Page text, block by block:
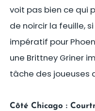
voit pas bien ce qui
de noircir la feuille,
impératif pour
une Brittney Griner
tâche des joueuses
Côté Chicago :